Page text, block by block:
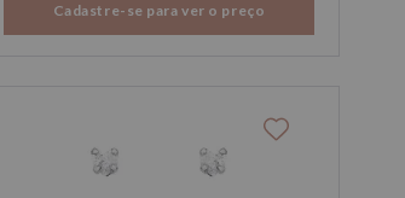
Cadastre-se para ver o preço